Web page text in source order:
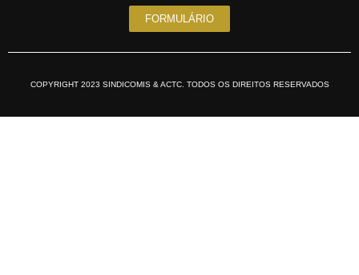
FORMULÁRIO
COPYRIGHT 2023 SINDICOMIS & ACTC. TODOS OS DIREITOS RESERVADOS